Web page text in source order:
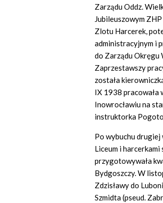
Zarządu Oddz.
Jubileuszowym
Zlotu Harcerek,
administracyjnym i
do Zarządu Okręgu
Zaprzestawszy
została
IX 1938 pracowała
Inowrocławiu na
instruktorka
Po wybuchu drugiej
Liceum i
przygotowywała
Bydgoszczy. W
Zdzisławy do
Szmidta (pseud.